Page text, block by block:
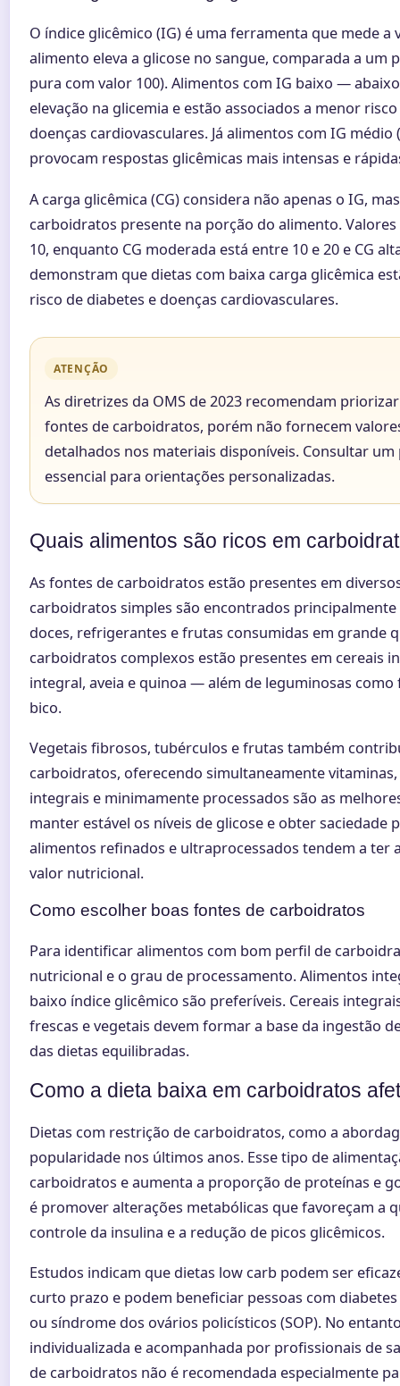
O índice glicêmico (IG) é uma ferramenta que mede a
alimento eleva a glicose no sangue, comparada a um
pura com valor 100). Alimentos com IG baixo —
elevação na glicemia e estão associados a menor
doenças cardiovasculares. Já alimentos com IG médio
provocam respostas glicêmicas mais intensas e
A carga glicêmica (CG) considera não apenas o IG,
carboidratos presente na porção do alimento. Valores
10, enquanto CG moderada está entre 10 e 20 e CG
demonstram que dietas com baixa carga glicêmica
risco de diabetes e doenças cardiovasculares.
ATENÇÃO
As diretrizes da OMS de 2023 recomendam
fontes de carboidratos, porém não fornecem
detalhados nos materiais disponíveis. Consultar
essencial para orientações personalizadas.
Quais alimentos são ricos em
As fontes de carboidratos estão presentes em
carboidratos simples são encontrados
doces, refrigerantes e frutas consumidas em grande
carboidratos complexos estão presentes em cereais
integral, aveia e quinoa — além de leguminosas como
bico.
Vegetais fibrosos, tubérculos e frutas também
carboidratos, oferecendo simultaneamente
integrais e minimamente processados são as
manter estável os níveis de glicose e obter saciedade
alimentos refinados e ultraprocessados tendem a ter
valor nutricional.
Como escolher boas fontes de carboidratos
Para identificar alimentos com bom perfil de
nutricional e o grau de processamento. Alimentos
baixo índice glicêmico são preferíveis. Cereais
frescas e vegetais devem formar a base da ingestão
das dietas equilibradas.
Como a dieta baixa em carboidratos
Dietas com restrição de carboidratos, como a
popularidade nos últimos anos. Esse tipo de
carboidratos e aumenta a proporção de proteínas e
é promover alterações metabólicas que favoreçam a
controle da insulina e a redução de picos glicêmicos.
Estudos indicam que dietas low carb podem ser
curto prazo e podem beneficiar pessoas com
ou síndrome dos ovários policísticos (SOP). No
individualizada e acompanhada por profissionais de
de carboidratos não é recomendada especialmente